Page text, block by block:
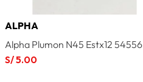
ALPHA
Alpha Plumon N45 Estx12 54556
S/5.00